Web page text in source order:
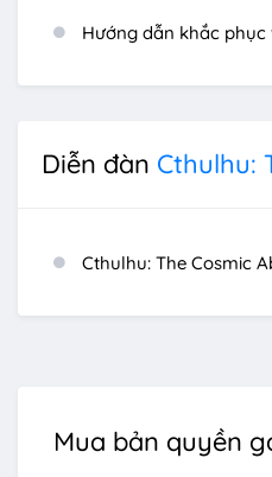
Hướng dẫn khắc
Diễn đàn Cthulhu:
Cthulhu: The Cosmic
Mua bản quyền